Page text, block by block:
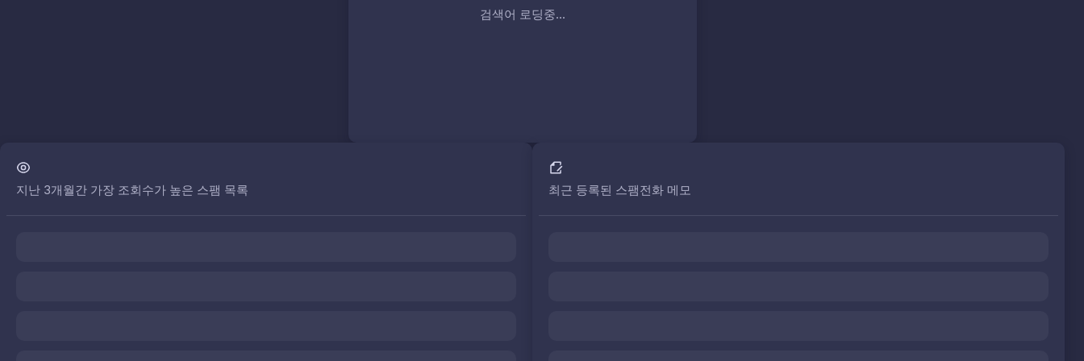
검색어 로딩중...
지난 3개월간 가장 조회수가 높은 스팸 목록 최근 등록된 스팸전화 메모